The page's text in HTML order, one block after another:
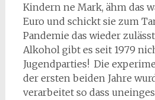
Kindern ne Mark, ähm das
Euro und schickt sie zum
Pandemie das wieder
Alkohol gibt es seit 1979
Jugendparties! Die
der ersten beiden Jahre
verarbeitet so dass